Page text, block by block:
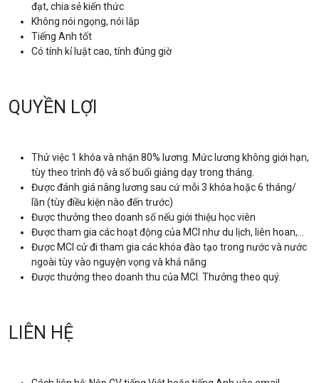
đạt, chia sẻ kiến thức
Không nói ngọng, nói lắp
Tiếng Anh tốt
Có tính kỉ luật cao, tính đúng giờ
QUYỀN LỢI
Thử việc 1 khóa và nhận 80% lương. Mức lương không giới hạn,
tùy theo trình độ và số buổi giảng dạy trong tháng.
Được đánh giá nâng lương sau cứ mỗi 3 khóa hoặc 6 tháng/
lần (tùy điều kiện nào đến trước)
Được thưởng theo doanh số nếu giới thiệu học viên
Được tham gia các hoạt động của MCI như du lịch, liên hoan,…
Được MCI cử đi tham gia các khóa đào tạo trong nước và nước
ngoài tùy vào nguyện vọng và khả năng
Được thưởng theo doanh thu của MCI. Thưởng theo quý.
LIÊN HỆ